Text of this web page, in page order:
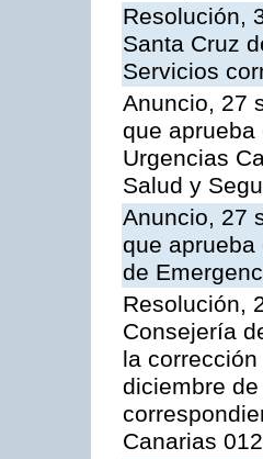
Resolución,
Santa Cruz
Servicios
Anuncio, 27
que
Urgencias
Salud y
Anuncio, 27
que aprueba
de
Resolución,
Consejería
la
diciembre
Canarias 012